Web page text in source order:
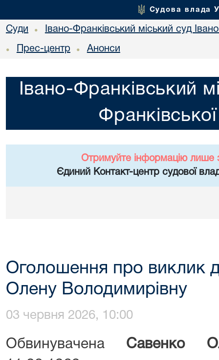
Судова влада
Суди • Івано-Франківський міський суд
• Прес-центр • Анонси
Івано-Франківський
Отримуйте інформацію лише
Єдиний Контакт-центр судової
Оголошення про виклик
Олену Володимирівну
03 червня 2026, 10:00
Обвинувачена Савенко